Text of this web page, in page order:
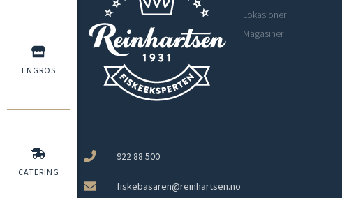
ENGROS
CATERING
922 88 500
fiskebasaren@reinhartsen.no
Lokasjoner
Magasiner